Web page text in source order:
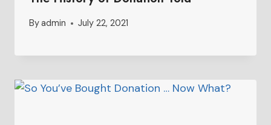
Byadmin July 22, 2021